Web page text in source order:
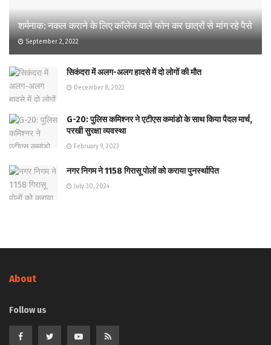
शर्मनाक: नकल कराने के लिए कॉलेज वाले फोन कर छात्रों से मांग रहे पैसे
September 2, 2022
सिकंदरा में अलग-अलग हादसे में दो लोगों की मौत
December 8, 2022
G-20: पुलिस कमिश्नर ने एटीएस कमांडो के साथ किया पैदल मार्च,
परखी सुरक्षा व्यवस्था
February 9, 2023
नगर निगम ने 1158 गिरासू पोलों को कराया पुनर्स्थापित
July 30, 2024
About
Follow us